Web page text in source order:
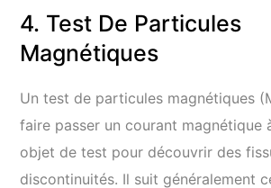
4. Test De Particules
Magnétiques
Un test de particules magnétiques
faire passer un courant magnétique
objet de test pour découvrir des
discontinuités. Il suit généralement